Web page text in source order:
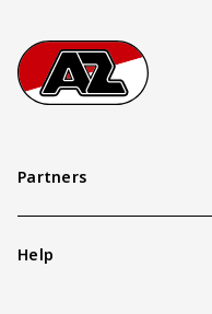
Footer
Ga naar onze homepage
Partners
Help